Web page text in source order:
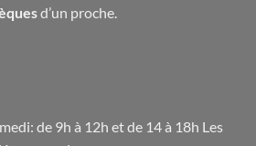
d’un proche.
de 9h à 12h et de 14 à 18h Les